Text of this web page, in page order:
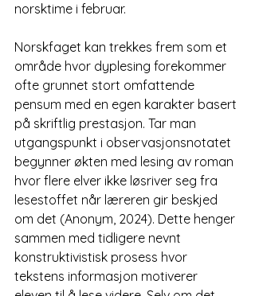
norsktime i februar.
Norskfaget kan trekkes frem som et
område hvor dyplesing forekommer
ofte grunnet stort omfattende
pensum med en egen karakter basert
på skriftlig prestasjon. Tar man
utgangspunkt i observasjonsnotatet
begynner økten med lesing av roman
hvor flere elver ikke løsriver seg fra
lesestoffet når læreren gir beskjed
om det (Anonym, 2024). Dette henger
sammen med tidligere nevnt
konstruktivistisk prosess hvor
tekstens informasjon motiverer